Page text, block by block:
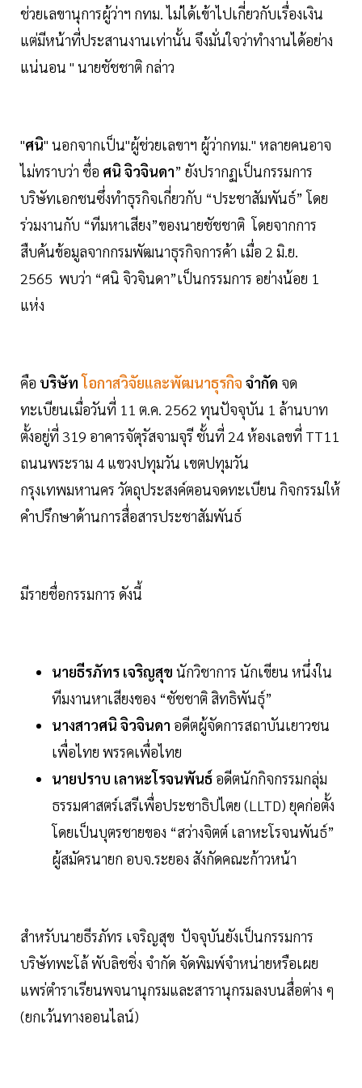
ช่วยเลขานุการผู้ว่าฯ กทม. ไม่ได้เข้าไปเกี่ยวกับเรื่องเงิน
แต่มีหน้าที่ประสานงานเท่านั้น จึงมั่นใจว่าทำงานได้อย่าง
แน่นอน " นายชัชชาติ กล่าว
"ศนิ" นอกจากเป็น"ผู้ช่วยเลขาฯ ผู้ว่ากทม." หลายคนอาจ
ไม่ทราบว่า ชื่อ ศนิ จิวจินดา” ยังปรากฏเป็นกรรมการ
บริษัทเอกชนซึ่งทำธุรกิจเกี่ยวกับ “ประชาสัมพันธ์” โดย
ร่วมงานกับ “ทีมหาเสียง”ของนายชัชชาติ โดยจากการ
สืบค้นข้อมูลจากกรมพัฒนาธุรกิจการค้า เมื่อ 2 มิ.ย.
2565 พบว่า “ศนิ จิวจินดา”เป็นกรรมการ อย่างน้อย 1
แห่ง
คือ บริษัทโอกาสวิจัยและพัฒนาธุรกิจ จำกัด จด
ทะเบียนเมื่อวันที่ 11 ต.ค. 2562 ทุนปัจจุบัน 1 ล้านบาท
ตั้งอยู่ที่ 319 อาคารจัตุรัสจามจุรี ชั้นที่ 24 ห้องเลขที่ TT11
ถนนพระราม 4 แขวงปทุมวัน เขตปทุมวัน
กรุงเทพมหานคร วัตถุประสงค์ตอนจดทะเบียน กิจกรรมให้
คำปรึกษาด้านการสื่อสารประชาสัมพันธ์
มีรายชื่อกรรมการ ดังนี้
นายธีรภัทร เจริญสุข นักวิชาการ นักเขียน หนึ่งใน
ทีมงานหาเสียงของ “ชัชชาติ สิทธิพันธุ์”
นางสาวศนิ จิวจินดา อดีตผู้จัดการสถาบันเยาวชน
เพื่อไทย พรรคเพื่อไทย
นายปราบ เลาหะโรจนพันธ์ อดีตนักกิจกรรมกลุ่ม
ธรรมศาสตร์เสรีเพื่อประชาธิปไตย (LLTD) ยุคก่อตั้ง
โดยเป็นบุตรชายของ “สว่างจิตต์ เลาหะโรจนพันธ์”
ผู้สมัครนายก อบจ.ระยอง สังกัดคณะก้าวหน้า
สำหรับนายธีรภัทร เจริญสุข ปัจจุบันยังเป็นกรรมการ
บริษัทพะโล้ พับลิชชิ่ง จำกัด จัดพิมพ์จำหน่ายหรือเผย
แพร่ตำราเรียนพจนานุกรมและสารานุกรมลงบนสื่อต่าง ๆ
(ยกเว้นทางออนไลน์)